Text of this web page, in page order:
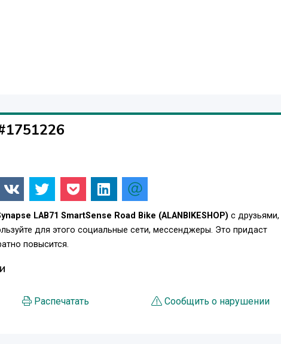
LAB71 SmartSense Road Bike (ALANBIKESHOP) с друзьями,
для этого социальные сети, мессенджеры. Это придаст
повысится.
Распечатать Сообщить о нарушении